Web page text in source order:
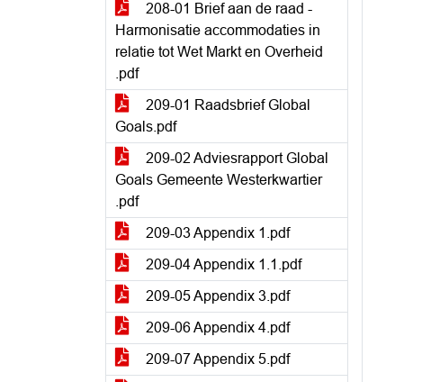
208-01 Brief aan de raad -
Harmonisatie accommodaties in
relatie tot Wet Markt en Overheid
.pdf
209-01 Raadsbrief Global
Goals.pdf
209-02 Adviesrapport Global
Goals Gemeente Westerkwartier
.pdf
209-03 Appendix 1.pdf
209-04 Appendix 1.1.pdf
209-05 Appendix 3.pdf
209-06 Appendix 4.pdf
209-07 Appendix 5.pdf